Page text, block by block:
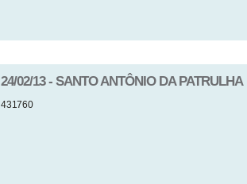
24/02/13 - SANTO ANTÔNIO DA PATRULHA
431760